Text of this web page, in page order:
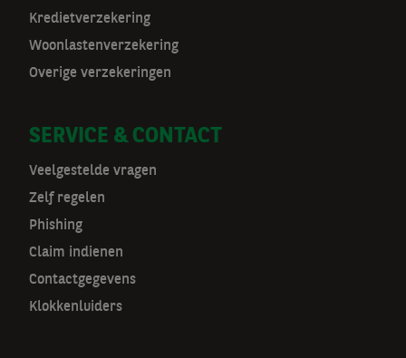
a
t
a
v
Kredietverzekering
Woonlastenverzekering
Overige verzekeringen
SERVICE & CONTACT
Veelgestelde vragen
Zelf regelen
Phishing
Claim indienen
Contactgegevens
Klokkenluiders